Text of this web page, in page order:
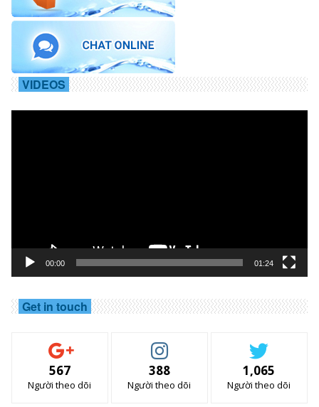
VIDEOS
00:00 01:24
Get in touch
567
Người theo dõi
388
Người theo dõi
1,065
Người theo dõi